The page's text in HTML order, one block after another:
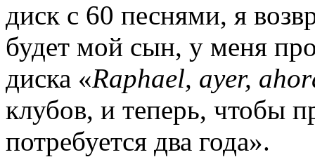
диск с 60 песнями, я
будет мой сын, у меня
диска «Raphael, ayer,
клубов, и теперь, чтобы
потребуется два года».